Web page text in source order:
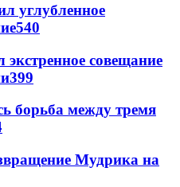
углубленное
540
совещание
399
борьба между тремя
Мудрика на